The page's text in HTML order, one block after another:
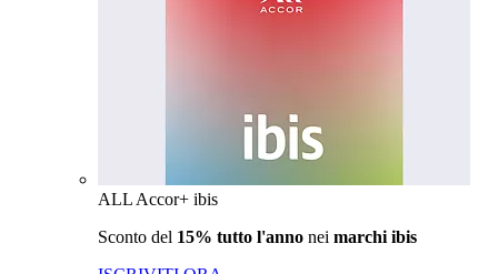
ALL Accor+ ibis
Sconto del 15% tutto l'anno nei marchi ibis